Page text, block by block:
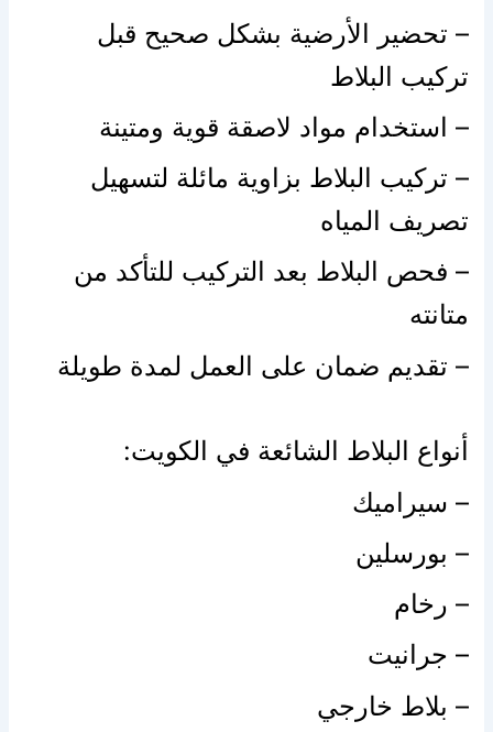
– تحضير الأرضية بشكل صحيح قبل
تركيب البلاط
– استخدام مواد لاصقة قوية ومتينة
– تركيب البلاط بزاوية مائلة لتسهيل
تصريف المياه
– فحص البلاط بعد التركيب للتأكد من
متانته
– تقديم ضمان على العمل لمدة طويلة
أنواع البلاط الشائعة في الكويت:
– سيراميك
– بورسلين
– رخام
– جرانيت
– بلاط خارجي